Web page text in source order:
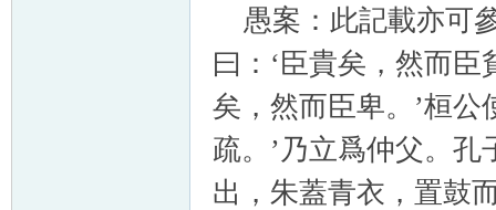
愚案：此記載亦可
曰：‘臣貴矣，然而臣
矣，然而臣卑。’桓公
疏。’乃立爲仲父。孔
出，朱蓋青衣，置鼓